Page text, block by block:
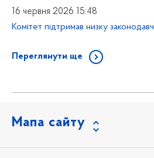
16 червня 2026 15:48
Комітет підтримав низку
Переглянути ще
Мапа сайту